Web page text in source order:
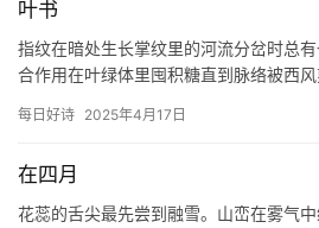
叶书
指纹在暗处生长掌纹里的河流分岔时总
合作用在叶绿体里囤积糖直到脉络被西
未拆…
每日好诗 2025年4月17日
在四月
花蕊的舌尖最先尝到融雪。山峦在雾气